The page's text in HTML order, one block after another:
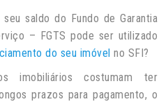
saldo do Fundo de Garantia
– FGTS pode ser utilizado
do seu imóvel no SFI?
imobiliários costumam ter
prazos para pagamento, o